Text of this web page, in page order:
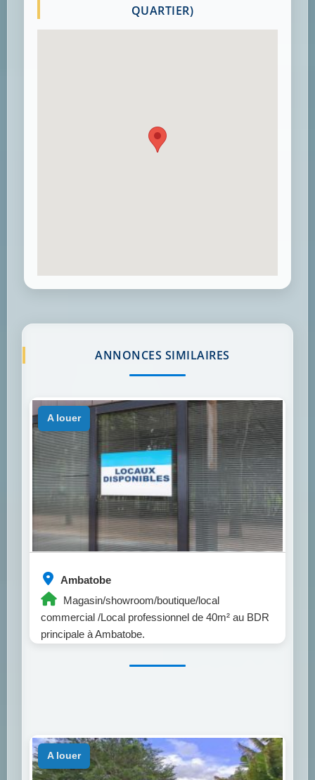
QUARTIER)
ANNONCES SIMILAIRES
Ambatobe
Magasin/showroom/boutique/local
commercial /Local professionnel de 40m² au BDR
principale à Ambatobe.
a louer
a louer